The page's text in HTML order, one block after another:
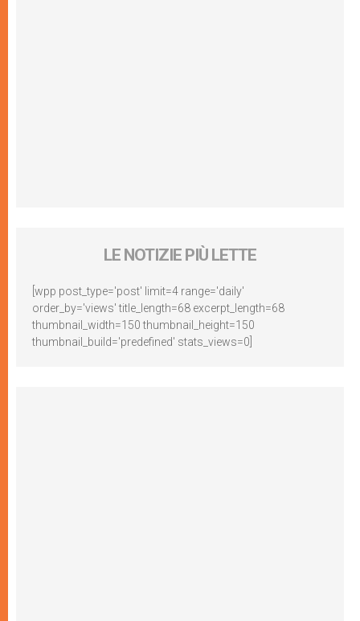
LE NOTIZIE PIÙ LETTE
[wpp post_type='post' limit=4 range='daily'
order_by='views' title_length=68 excerpt_length=68
thumbnail_width=150 thumbnail_height=150
thumbnail_build='predefined' stats_views=0]